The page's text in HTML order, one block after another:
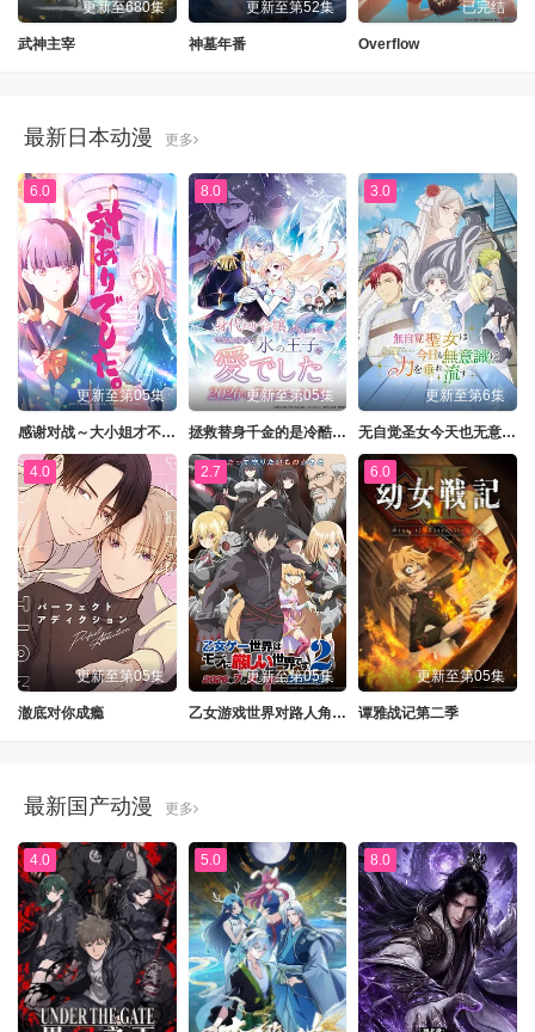
更新至680集
武神主宰
更新至第52集
神墓年番
已完结
Overflow
最新日本动漫 更多
6.0
更新至第05集
感谢对战～大小姐才不玩格斗游戏～
8.0
更新至第05集
拯救替身千金的是冷酷无情冰之王子的爱
3.0
更新至第6集
无自觉圣女今天也无意识地释放力量
4.0
更新至第05集
澈底对你成瘾
2.7
更新至第05集
乙女游戏世界对路人角色很不友好第二季
6.0
更新至第05集
谭雅战记第二季
最新国产动漫 更多
4.0 5.0 8.0